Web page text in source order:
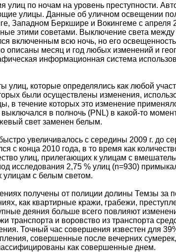
улиц по ночам на уровень преступности.
улицы. Данные об уличном освещении
Западном Беркшире и Вокингеме с апреля
этими советами. Выключение света
включенным всю ночь, но его
месяц и год любых изменений и
информационная система
улиц, которые определялись как любой
были осуществлены изменения,
в течение которых это изменение
в полночь (PNL) в какой-то
свет заменен белым.
увеличивалось с середины 2009 г. до
с конца 2010 года, в то время как
улиц, прилегающих к улицам с
исследования 2,75 % улиц (n=930)
улицам с белым светом.
получены от полиции долины Темзы за
как квартирные кражи, грабежи,
деяния больше всего повлияют
транспорта и воровство из транспорта
Точный час совершения известен для
совершенные после вечерних
как совершенные днем.